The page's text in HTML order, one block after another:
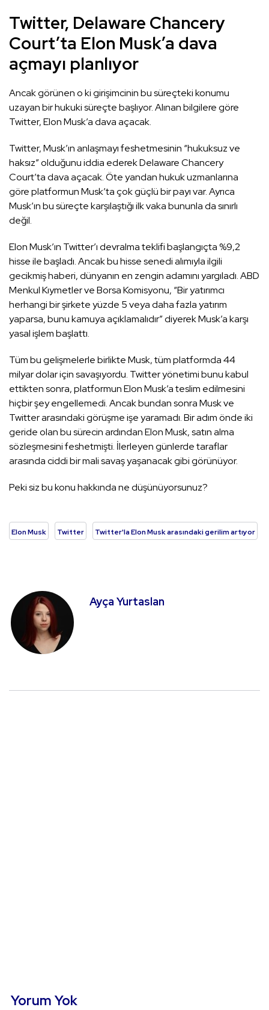
Twitter, Delaware Chancery
Court’ta Elon Musk’a dava
açmayı planlıyor
Ancak görünen o ki girişimcinin bu süreçteki konumu
uzayan bir hukuki süreçte başlıyor. Alınan bilgilere göre
Twitter, Elon Musk’a dava açacak.
Twitter, Musk’ın anlaşmayı feshetmesinin “hukuksuz ve
haksız” olduğunu iddia ederek Delaware Chancery
Court’ta dava açacak. Öte yandan hukuk uzmanlarına
göre platformun Musk’ta çok güçlü bir payı var. Ayrıca
Musk’ın bu süreçte karşılaştığı ilk vaka bununla da sınırlı
değil.
Elon Musk’ın Twitter’ı devralma teklifi başlangıçta %9,2
hisse ile başladı. Ancak bu hisse senedi alımıyla ilgili
gecikmiş haberi, dünyanın en zengin adamını yargıladı. ABD
Menkul Kıymetler ve Borsa Komisyonu, “Bir yatırımcı
herhangi bir şirkete yüzde 5 veya daha fazla yatırım
yaparsa, bunu kamuya açıklamalıdır” diyerek Musk’a karşı
yasal işlem başlattı.
Tüm bu gelişmelerle birlikte Musk, tüm platformda 44
milyar dolar için savaşıyordu. Twitter yönetimi bunu kabul
ettikten sonra, platformun Elon Musk’a teslim edilmesini
hiçbir şey engellemedi. Ancak bundan sonra Musk ve
Twitter arasındaki görüşme işe yaramadı. Bir adım önde iki
geride olan bu sürecin ardından Elon Musk, satın alma
sözleşmesini feshetmişti. İlerleyen günlerde taraflar
arasında ciddi bir mali savaş yaşanacak gibi görünüyor.
Peki siz bu konu hakkında ne düşünüyorsunuz?
Elon Musk Twitter Twitter'la Elon Musk arasındaki gerilim artıyor
Ayça Yurtaslan
Yorum Yok